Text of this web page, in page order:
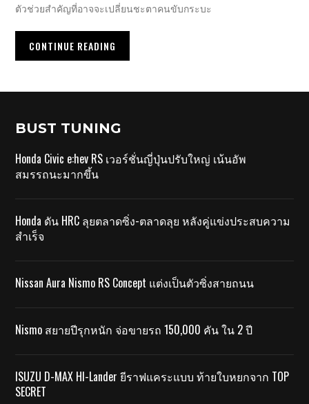
ตัวช่วยสำคัญที่อาจจะเปลี่ยนชะตาคนขับกระบะ
CONTINUE READING
BUST TUNING
Honda Civic e:hev RS เวอร์ชั่นญี่ปุ่นปรับใหญ่ เน้นอัพ
สมรรถนะมากขึ้น
Honda ดัน HRC ลุยตลาดซิ่ง-ตลาดลุย หลังคู่แข่งประสบความ
สำเร็จ
Nissan Aura Nismo RS Concept แต่งเป็นตัวซิ่งสายถนน
Nismo สยายปีรุกหนัก จ่อขายรถ 150,000 คัน ใน 2 ปี
ISUZU D-MAX HI-Lander ยีราฟแคระแบบ ท้ายใบหยกจาก TOP
SECRET